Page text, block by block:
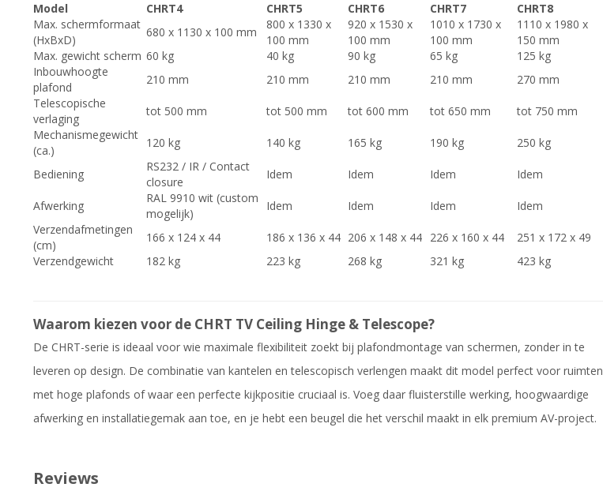
Model CHRT4 CHRT5 CHRT6 CHRT7
CHRT8
Max. schermformaat
(HxBxD)
680 x 1130 x 100 mm
800 x 1330 x
100 mm
920 x 1530 x
100 mm
1010 x 1730 x
100 mm
1110 x 1980 x
150 mm
Max. gewicht scherm 60 kg 40 kg 90 kg 65 kg
125 kg
Inbouwhoogte
plafond
210 mm 210 mm 210 mm 210 mm
270 mm
Telescopische
verlaging
tot 500 mm tot 500 mm tot 600 mm tot 650 mm
tot 750 mm
Mechanismegewicht
(ca.)
120 kg 140 kg 165 kg 190 kg 250 kg
Bediening
RS232 / IR / Contact
closure
Idem Idem Idem Idem
Afwerking
RAL 9910 wit (custom
mogelijk)
Idem Idem Idem
Idem
Verzendafmetingen
(cm)
166 x 124 x 44 186 x 136 x 44 206 x 148 x 44 226 x 160 x 44
251 x 172 x 49
Verzendgewicht
182 kg 223 kg 268 kg 321 kg 423 kg
Waarom kiezen voor de CHRT TV Ceiling Hinge & Telescope?
De CHRT-serie is ideaal voor wie maximale flexibiliteit zoekt bij plafondmontage van schermen, zonder in te
leveren op design. De combinatie van kantelen en telescopisch verlengen maakt dit model perfect voor ruimten
met hoge plafonds of waar een perfecte kijkpositie cruciaal is. Voeg daar fluisterstille werking, hoogwaardige
afwerking en installatiegemak aan toe, en je hebt een beugel die het verschil maakt in elk premium AV-project.
Reviews